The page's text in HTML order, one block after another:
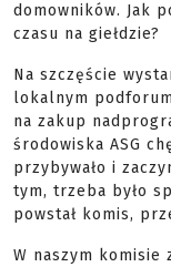
domowników. Jak
czasu na giełdzie?
Na szczęście
lokalnym
na zakup
środowiska ASG
przybywało i
tym, trzeba było
powstał komis,
W naszym